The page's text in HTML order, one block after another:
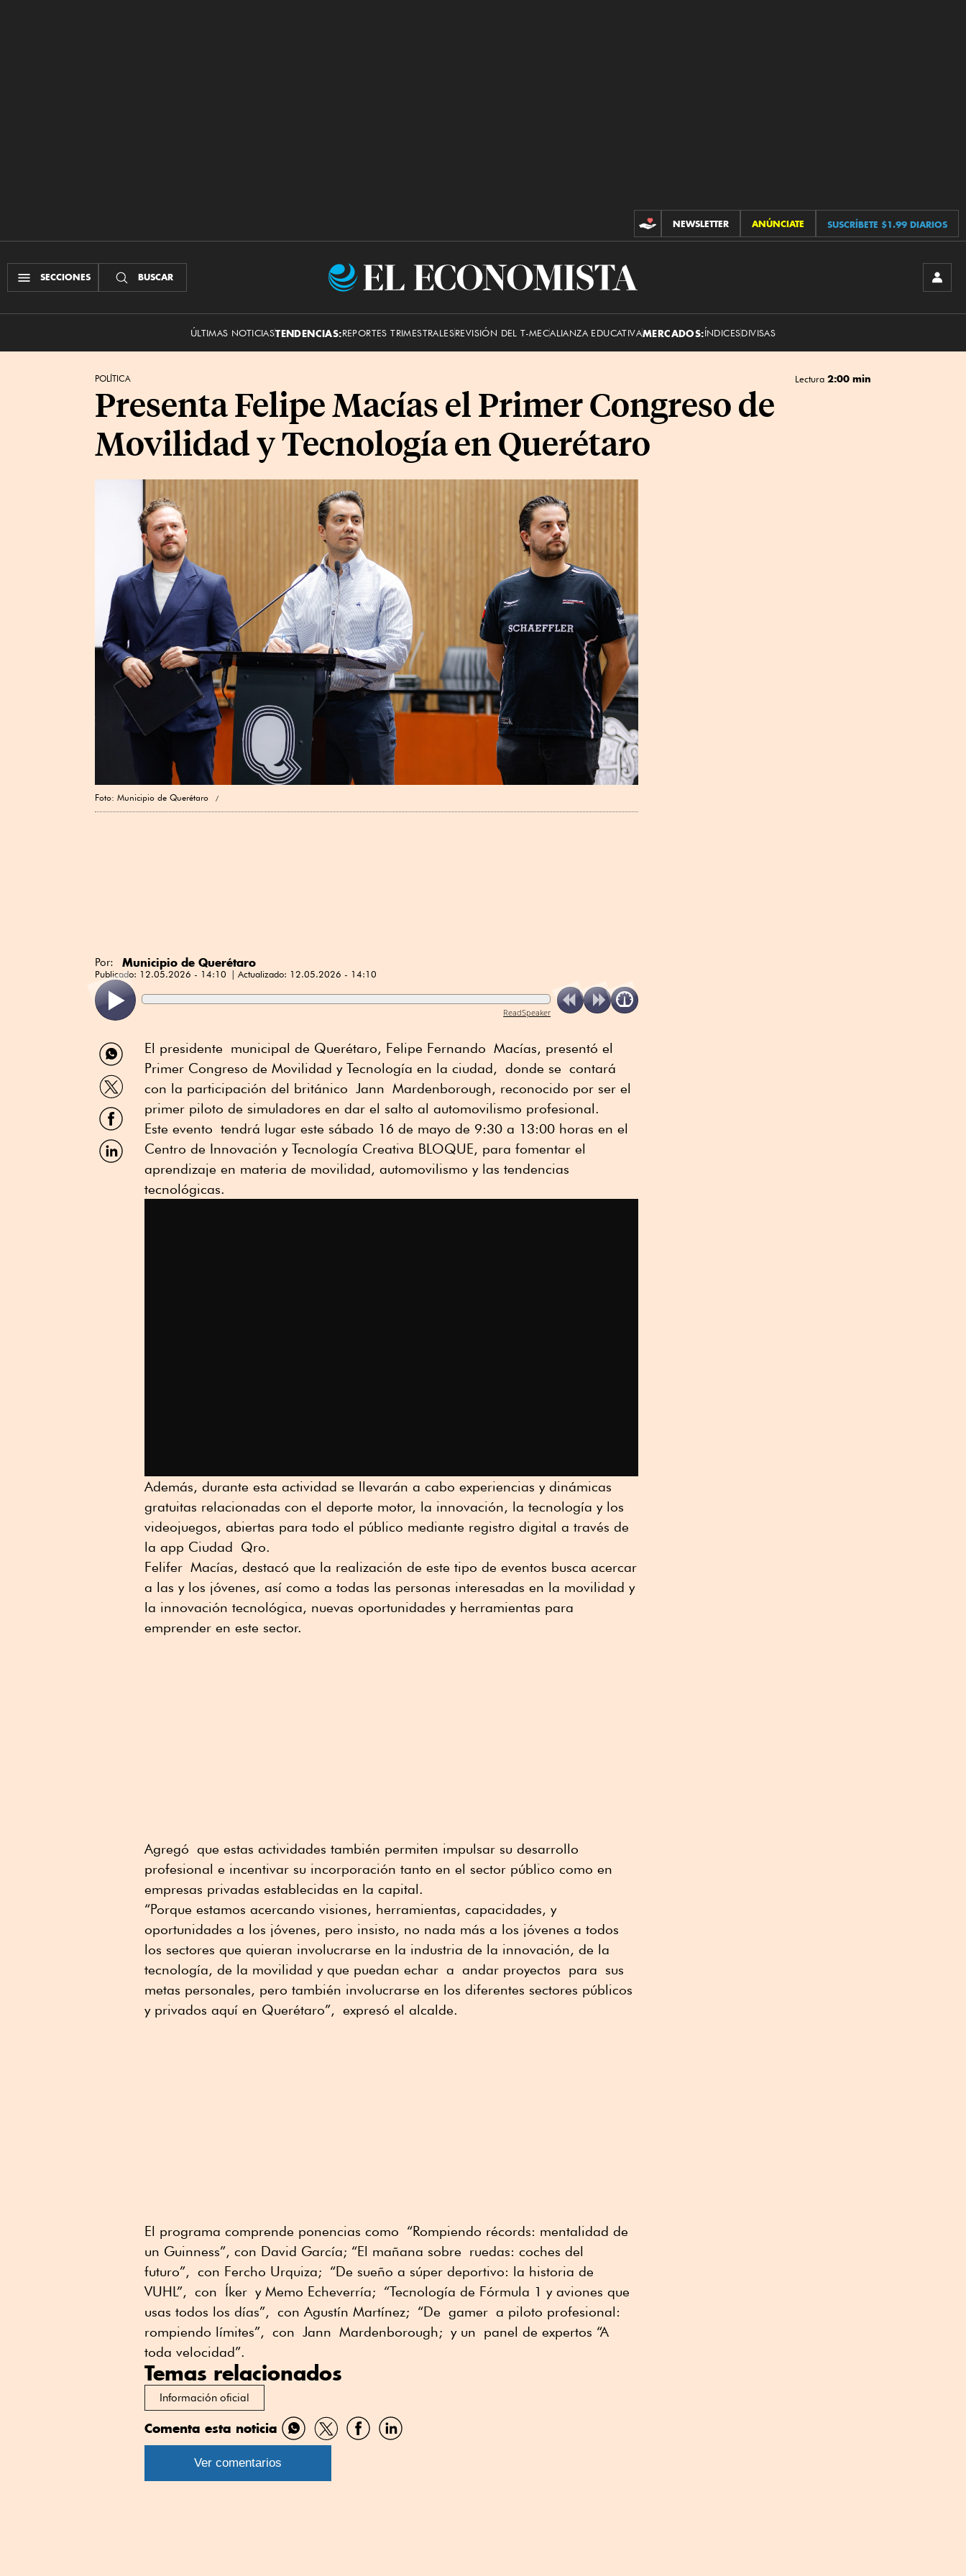
CONTRIBUCIONES
NEWSLETTER ANÚNCIATE SUSCRÍBETE $1.99 DIARIOS
SECCIONES BUSCAR
El
ÚLTIMAS NOTICIASTENDENCIAS:REPORTES TRIMESTRALESREVISIÓN DEL T-MECALIANZA EDUCATIVAMERCADOS:ÍNDICESDIVISAS
POLÍTICA Lectura 2:00 min
Presenta Felipe Macías el Primer Congreso de
Movilidad y Tecnología en Querétaro
Foto: Municipio de Querétaro
Por: Municipio de Querétaro
Publicado: 12.05.2026 - 14:10 Actualizado: 12.05.2026 - 14:10
ReadSpeaker
Compartir
por
WhatsApp
Compartir
por
Twitter
Compartir
por
Facebook
Compartir
por
El presidente municipal de Querétaro, Felipe Fernando Macías, presentó el
Primer Congreso de Movilidad y Tecnología en la ciudad, donde se contará
con la participación del británico Jann Mardenborough, reconocido por ser el
primer piloto de simuladores en dar el salto al automovilismo profesional.
Este evento tendrá lugar este sábado 16 de mayo de 9:30 a 13:00 horas en el
Centro de Innovación y Tecnología Creativa BLOQUE, para fomentar el
aprendizaje en materia de movilidad, automovilismo y las tendencias
tecnológicas.
Además, durante esta actividad se llevarán a cabo experiencias y dinámicas
gratuitas relacionadas con el deporte motor, la innovación, la tecnología y los
videojuegos, abiertas para todo el público mediante registro digital a través de
la app Ciudad Qro.
Felifer Macías, destacó que la realización de este tipo de eventos busca acercar
a las y los jóvenes, así como a todas las personas interesadas en la movilidad y
la innovación tecnológica, nuevas oportunidades y herramientas para
emprender en este sector.
Agregó que estas actividades también permiten impulsar su desarrollo
profesional e incentivar su incorporación tanto en el sector público como en
empresas privadas establecidas en la capital.
“Porque estamos acercando visiones, herramientas, capacidades, y
oportunidades a los jóvenes, pero insisto, no nada más a los jóvenes a todos
los sectores que quieran involucrarse en la industria de la innovación, de la
tecnología, de la movilidad y que puedan echar a andar proyectos para sus
metas personales, pero también involucrarse en los diferentes sectores públicos
y privados aquí en Querétaro”, expresó el alcalde.
El programa comprende ponencias como “Rompiendo récords: mentalidad de
un Guinness”, con David García; “El mañana sobre ruedas: coches del
futuro”, con Fercho Urquiza; “De sueño a súper deportivo: la historia de
VUHL”, con Íker y Memo Echeverría; “Tecnología de Fórmula 1 y aviones que
usas todos los días”, con Agustín Martínez; “De gamer a piloto profesional:
rompiendo límites”, con Jann Mardenborough; y un panel de expertos “A
toda velocidad”.
Temas relacionados
Información oficial
Comenta esta noticia
Compartir
por
Compartir
por
CompartirCompartir
Ver comentarios